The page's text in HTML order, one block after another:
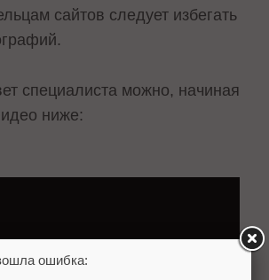
сайтов следует избегать
специалиста можно, начиная
ниже:
ошибка: